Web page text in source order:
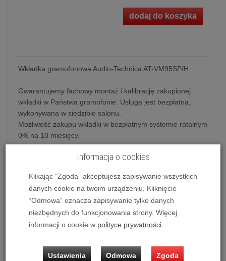
dodaj do koszyka
Wkładka gramofonowa Audio-Technica AT-VM95SP/H
Gwarantujemy fachowy montaż i kalibrację zakupionej
wkładki w Państwa gramofonie. Usługa jest bezpłatna,
wykonywana w siedzibie salonu.
Możliwość zakupu wkładki w bezpłatnym systemie ratalnym
0% na 10 miesięcy.
VM95SP/H
Audio-Technica od ponad 50 lat wyznacza kierunki
rozwoju w branży audio. Obecnie Audio-Technica
oferuje ogromną gamę wkładek gramofonowych,
badawczo-rozwojowych mających na celu
Informacja o cookies
Klikając “Zgoda” akceptujesz zapisywanie wszystkich
danych cookie na twoim urządzeniu. Kliknięcie
“Odmowa” oznacza zapisywanie tylko danych
niezbędnych do funkcjonowania strony. Więcej
informacji o cookie w polityce prywatności.
Ustawienia Odmowa Zgoda